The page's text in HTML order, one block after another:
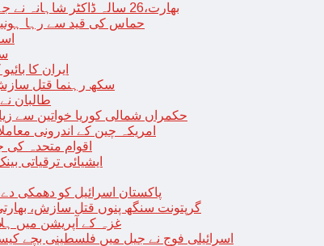
بھارت،26 سالہ ڈاکٹر شاہانہ نے جہیز کے تقاضے پر اپنی زندگی کا خاتمہ کر لیا
حماس کی قید سے رہا
ایران کا
سکھ رہنما قتل
طالبان
حکمراں شمالی کوریا خواتین سے
امریکہ چین کے اندرونی
اقوام متحدہ کی
ایشیائی ترقیاتی
پاکستان اسرائیل کو دھمکی
گرپتونت سنگھ پنوں قتل سازش، بھارتی
غزہ کے آپریشن میں ہلاک
< > اسرائیلی فوج نے جیل میں فلسطینی بچے